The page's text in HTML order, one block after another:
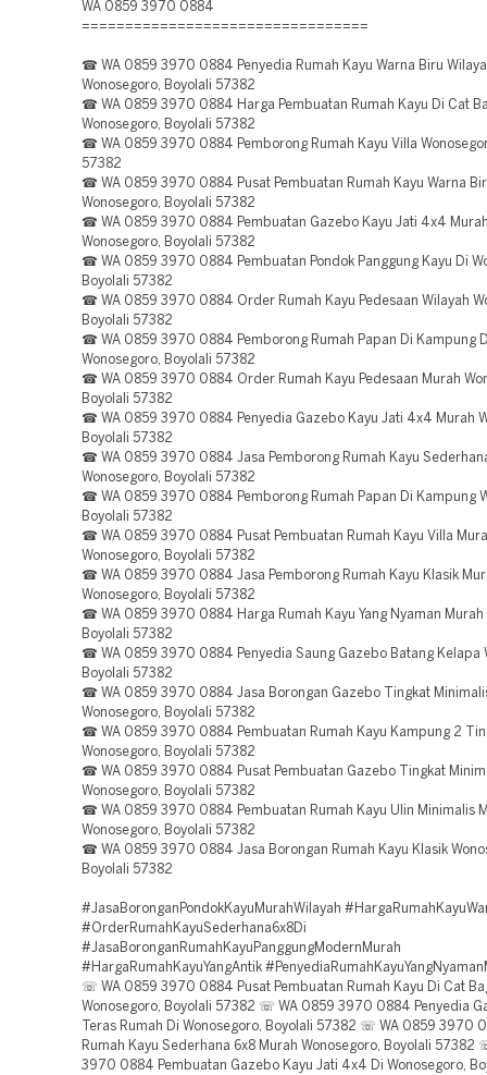
WA 0859 3970 0884
=================================
☎ WA 0859 3970 0884 Penyedia Rumah Kayu Warna Biru
Wonosegoro, Boyolali 57382
☎ WA 0859 3970 0884 Harga Pembuatan Rumah Kayu Di Cat
Wonosegoro, Boyolali 57382
☎ WA 0859 3970 0884 Pemborong Rumah Kayu Villa
57382
☎ WA 0859 3970 0884 Pusat Pembuatan Rumah Kayu Warna
Wonosegoro, Boyolali 57382
☎ WA 0859 3970 0884 Pembuatan Gazebo Kayu Jati 4x4
Wonosegoro, Boyolali 57382
☎ WA 0859 3970 0884 Pembuatan Pondok Panggung Kayu Di
Boyolali 57382
☎ WA 0859 3970 0884 Order Rumah Kayu Pedesaan Wilayah
Boyolali 57382
☎ WA 0859 3970 0884 Pemborong Rumah Papan Di Kampung
Wonosegoro, Boyolali 57382
☎ WA 0859 3970 0884 Order Rumah Kayu Pedesaan Murah
Boyolali 57382
☎ WA 0859 3970 0884 Penyedia Gazebo Kayu Jati 4x4 Murah
Boyolali 57382
☎ WA 0859 3970 0884 Jasa Pemborong Rumah Kayu
Wonosegoro, Boyolali 57382
☎ WA 0859 3970 0884 Pemborong Rumah Papan Di Kampung
Boyolali 57382
☎ WA 0859 3970 0884 Pusat Pembuatan Rumah Kayu Villa
Wonosegoro, Boyolali 57382
☎ WA 0859 3970 0884 Jasa Pemborong Rumah Kayu Klasik
Wonosegoro, Boyolali 57382
☎ WA 0859 3970 0884 Harga Rumah Kayu Yang Nyaman Murah
Boyolali 57382
☎ WA 0859 3970 0884 Penyedia Saung Gazebo Batang Kelapa
Boyolali 57382
☎ WA 0859 3970 0884 Jasa Borongan Gazebo Tingkat
Wonosegoro, Boyolali 57382
☎ WA 0859 3970 0884 Pembuatan Rumah Kayu Kampung 2
Wonosegoro, Boyolali 57382
☎ WA 0859 3970 0884 Pusat Pembuatan Gazebo Tingkat
Wonosegoro, Boyolali 57382
☎ WA 0859 3970 0884 Pembuatan Rumah Kayu Ulin Minimalis
Wonosegoro, Boyolali 57382
☎ WA 0859 3970 0884 Jasa Borongan Rumah Kayu Klasik
Boyolali 57382
#JasaBoronganPondokKayuMurahWilayah
#OrderRumahKayuSederhana6x8Di
#JasaBoronganRumahKayuPanggungModernMurah
#HargaRumahKayuYangAntik
☏ WA 0859 3970 0884 Pusat Pembuatan Rumah Kayu Di Cat
Wonosegoro, Boyolali 57382 ☏ WA 0859 3970 0884 Penyedia
Teras Rumah Di Wonosegoro, Boyolali 57382 ☏ WA 0859 3970
Rumah Kayu Sederhana 6x8 Murah Wonosegoro, Boyolali 57382
3970 0884 Pembuatan Gazebo Kayu Jati 4x4 Di Wonosegoro,